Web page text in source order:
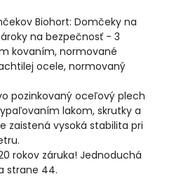
Biohort: Domčeky na
na bezpečnosť - 3
kovaním, normované
ocele, normovaný
pozinkovaný oceľový plech
lakom, skrutky a
zaistená vysoká stabilita pri
rokov záruka! Jednoduchá
strane 44.